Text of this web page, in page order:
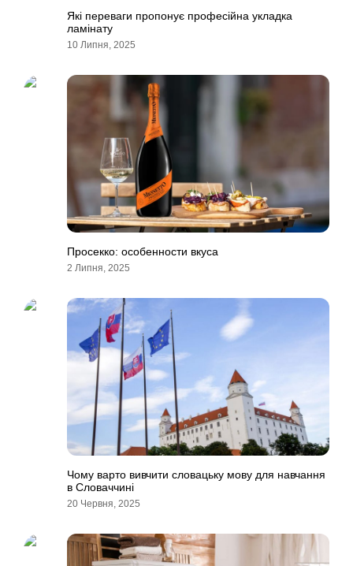
Які переваги пропонує професійна укладка
ламінату
10 Липня, 2025
Просекко: особенности вкуса
2 Липня, 2025
Чому варто вивчити словацьку мову для навчання
в Словаччині
20 Червня, 2025